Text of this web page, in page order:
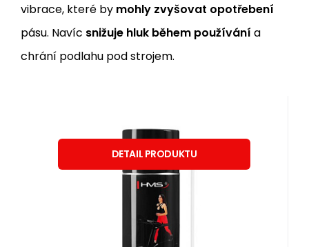
vibrace, které by mohly zvyšovat opotřebení
pásu. Navíc snižuje hluk během používání a
chrání podlahu pod strojem.
SSB130 SILIKONOVÉ MAZIVO
PRE BĚŽECKÉ TRENAŽÉRY HMS
Kód: 17-29-050
Kód dod.: 5907695538182
EAN: 5907695538182
100%
21.03EUR
Skladom
DETAIL PRODUKTU
Obľúbený
Porovnať
Silikónové mazivo HMS SSB130 pre
hladký pohyb bežeckej plochy u
všetkých bežeckých trenažérov.